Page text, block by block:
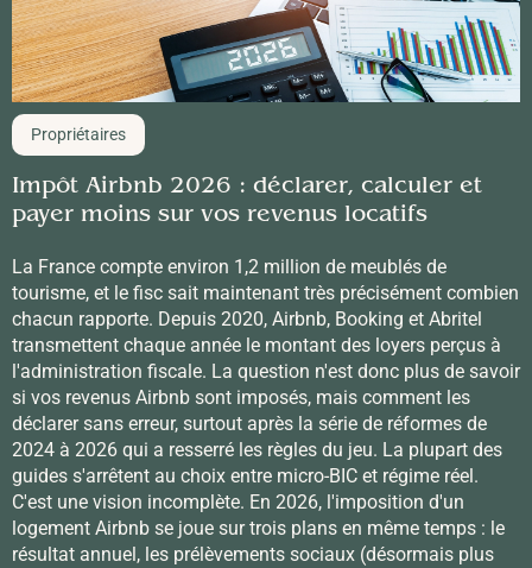
Propriétaires
Impôt Airbnb 2026 : déclarer, calculer et
payer moins sur vos revenus locatifs
La France compte environ 1,2 million de meublés de
tourisme, et le fisc sait maintenant très précisément combien
chacun rapporte. Depuis 2020, Airbnb, Booking et Abritel
transmettent chaque année le montant des loyers perçus à
l'administration fiscale. La question n'est donc plus de savoir
si vos revenus Airbnb sont imposés, mais comment les
déclarer sans erreur, surtout après la série de réformes de
2024 à 2026 qui a resserré les règles du jeu. La plupart des
guides s'arrêtent au choix entre micro-BIC et régime réel.
C'est une vision incomplète. En 2026, l'imposition d'un
logement Airbnb se joue sur trois plans en même temps : le
résultat annuel, les prélèvements sociaux (désormais plus